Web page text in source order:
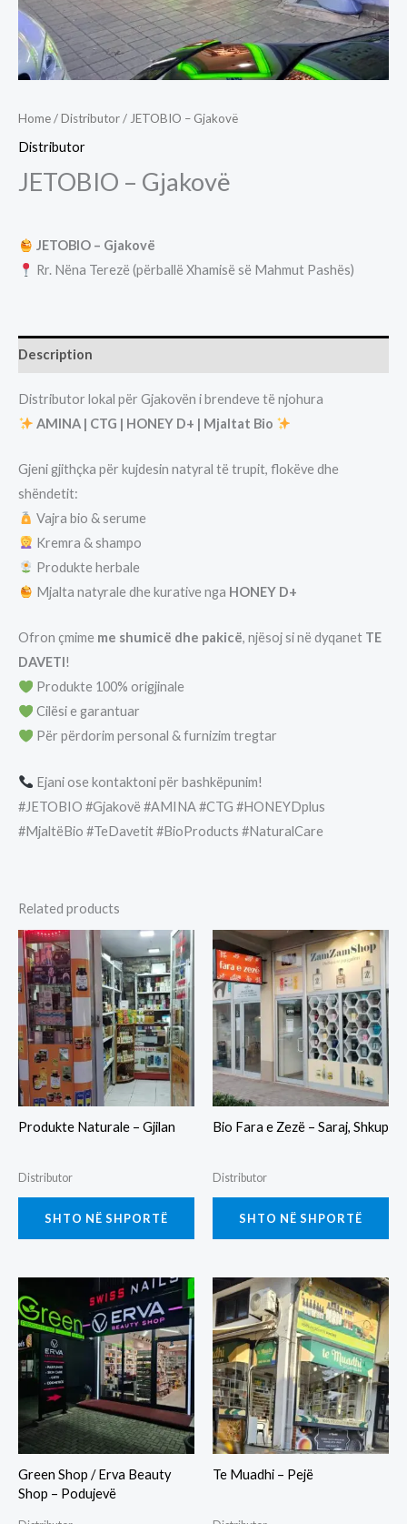
Home/Distributor/ JETOBIO – Gjakovë
Distributor
JETOBIO – Gjakovë
JETOBIO – Gjakovë
Rr. Nëna Terezë (përballë Xhamisë së Mahmut Pashës)
Description
Distributor lokal për Gjakovën i brendeve të njohura
AMINA | CTG | HONEY D+ | Mjaltat Bio
Gjeni gjithçka për kujdesin natyral të trupit, flokëve dhe
shëndetit:
Vajra bio & serume
Kremra & shampo
Produkte herbale
Mjalta natyrale dhe kurative nga HONEY D+
Ofron çmime me shumicë dhe pakicë, njësoj si në dyqanet TE
DAVETI!
Produkte 100% origjinale
Cilësi e garantuar
Për përdorim personal & furnizim tregtar
Ejani ose kontaktoni për bashkëpunim!
#JETOBIO #Gjakovë #AMINA #CTG #HONEYDplus
#MjaltëBio #TeDavetit #BioProducts #NaturalCare
Related products
Produkte Naturale – Gjilan
Distributor
SHTO NË SHPORTË
Bio Fara e Zezë – Saraj, Shkup
Distributor
SHTO NË SHPORTË
Green Shop / Erva Beauty
Shop – Podujevë
Te Muadhi – Pejë